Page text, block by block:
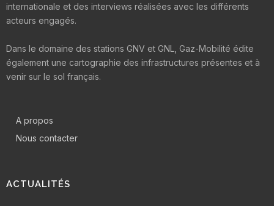
internationale et des interviews réalisées avec les différents
acteurs engagés.
Dans le domaine des stations GNV et GNL, Gaz-Mobilité édite
également une cartographie des infrastructures présentes et à
venir sur le sol français.
A propos
Nous contacter
ACTUALITÉS